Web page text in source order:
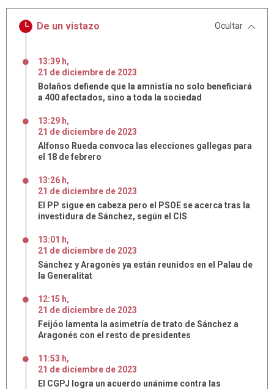
De un vistazo Ocultar
13:39 h,
21 de diciembre de 2023
Bolaños defiende que la amnistía no solo beneficiará
a 400 afectados, sino a toda la sociedad
13:29 h,
21 de diciembre de 2023
Alfonso Rueda convoca las elecciones gallegas para
el 18 de febrero
13:26 h,
21 de diciembre de 2023
El PP sigue en cabeza pero el PSOE se acerca tras la
investidura de Sánchez, según el CIS
13:01 h,
21 de diciembre de 2023
Sánchez y Aragonès ya están reunidos en el Palau de
la Generalitat
12:15 h,
21 de diciembre de 2023
Feijóo lamenta la asimetría de trato de Sánchez a
Aragonés con el resto de presidentes
11:53 h,
21 de diciembre de 2023
El CGPJ logra un acuerdo unánime contra las